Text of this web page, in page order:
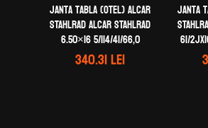
Janta tabla (otel) ALCAR
STAHLRAD ALCAR STAHLRAD
6.50×16 5/114/41/66,0
340.31lei
Janta
61/